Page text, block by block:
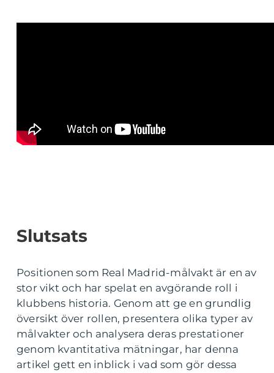
Slutsats
Positionen som Real Madrid-målvakt är en av
stor vikt och har spelat en avgörande roll i
klubbens historia. Genom att ge en grundlig
översikt över rollen, presentera olika typer av
målvakter och analysera deras prestationer
genom kvantitativa mätningar, har denna
artikel gett en inblick i vad som gör dessa